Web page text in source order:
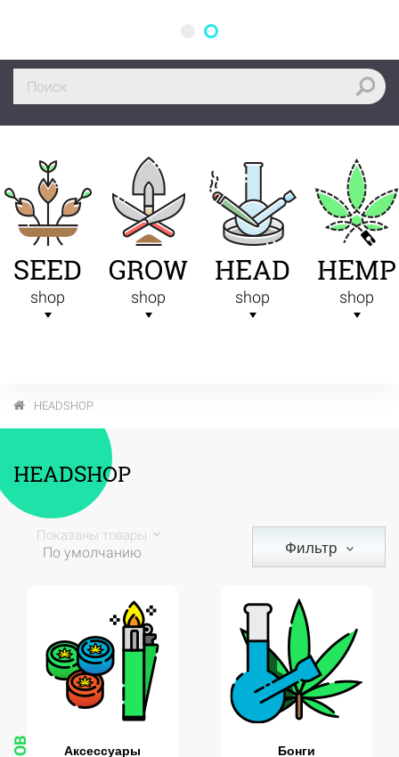
SEED
shop
GROW
shop
HEAD
shop
HEMP
shop
HEADSHOP
HEADSHOP
Показаны товары
По умолчанию Фильтр
Аксессуары Бонги